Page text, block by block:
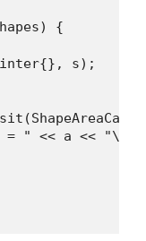
{
s);
= " << a <<